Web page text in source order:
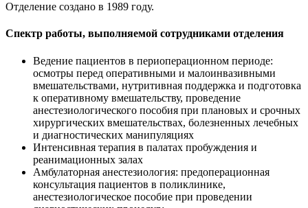
Отделение создано в 1989 году.
Спектр работы, выполняемой сотрудниками отделения
Ведение пациентов в периоперационном периоде:
осмотры перед оперативными и малоинвазивными
вмешательствами, нутритивная поддержка и подготовка
к оперативному вмешательству, проведение
анестезиологического пособия при плановых и срочных
хирургических вмешательствах, болезненных лечебных
и диагностических манипуляциях
Интенсивная терапия в палатах пробуждения и
реанимационных залах
Амбулаторная анестезиология: предоперационная
консультация пациентов в поликлинике,
анестезиологическое пособие при проведении